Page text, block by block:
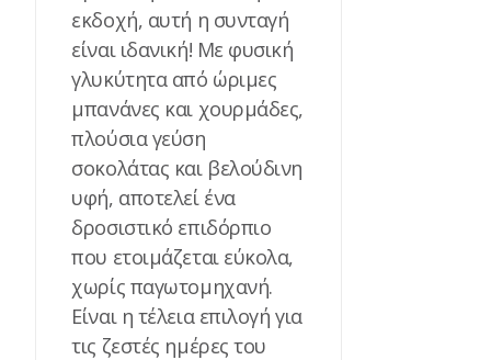
εκδοχή, αυτή η συνταγή
είναι ιδανική! Με φυσική
γλυκύτητα από ώριμες
μπανάνες και χουρμάδες,
πλούσια γεύση
σοκολάτας και βελούδινη
υφή, αποτελεί ένα
δροσιστικό επιδόρπιο
που ετοιμάζεται εύκολα,
χωρίς παγωτομηχανή.
Είναι η τέλεια επιλογή για
τις ζεστές ημέρες του